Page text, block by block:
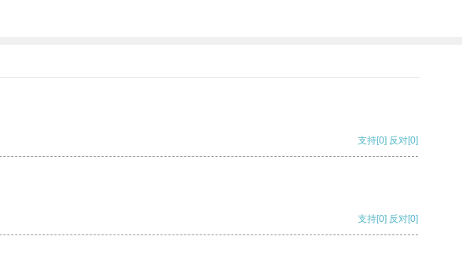
支持[0] 反对[0]
支持[0] 反对[0]